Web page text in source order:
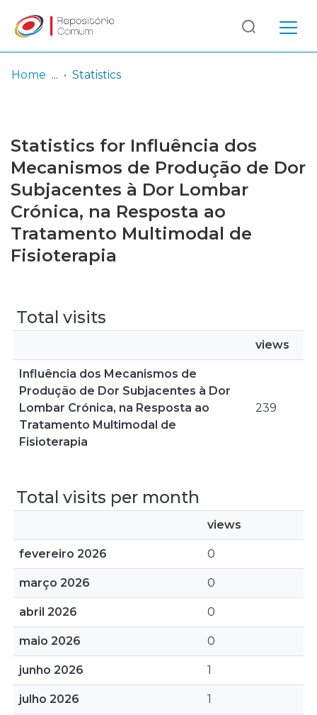
Browse repository
Entities
Log
In
(current)
Home Statistics
Statistics for Influência dos
Mecanismos de Produção de Dor
Subjacentes à Dor Lombar
Crónica, na Resposta ao
Tratamento Multimodal de
Fisioterapia
Total visits
views
Influência dos Mecanismos de
Produção de Dor Subjacentes à Dor
Lombar Crónica, na Resposta ao
Tratamento Multimodal de
Fisioterapia
239
Total visits per month
views
fevereiro 2026 0
março 2026 0
abril 2026 0
maio 2026 0
junho 2026 1
julho 2026 1